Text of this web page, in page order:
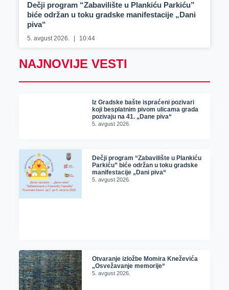
Dečji program “Zabavilište u Plankiću Parkiću”
biće održan u toku gradske manifestacije „Dani
piva“
5. avgust 2026. 10:44
NAJNOVIJE VESTI
Iz Gradske bašte ispraćeni pozivari
koji besplatnim pivom ulicama grada
pozivaju na 41. „Dane piva“
5. avgust 2026.
Dečji program “Zabavilište u Plankiću
Parkiću” biće održan u toku gradske
manifestacije „Dani piva“
5. avgust 2026.
Otvaranje izložbe Momira Kneževića
„Osvežavanje memorije“
5. avgust 2026.